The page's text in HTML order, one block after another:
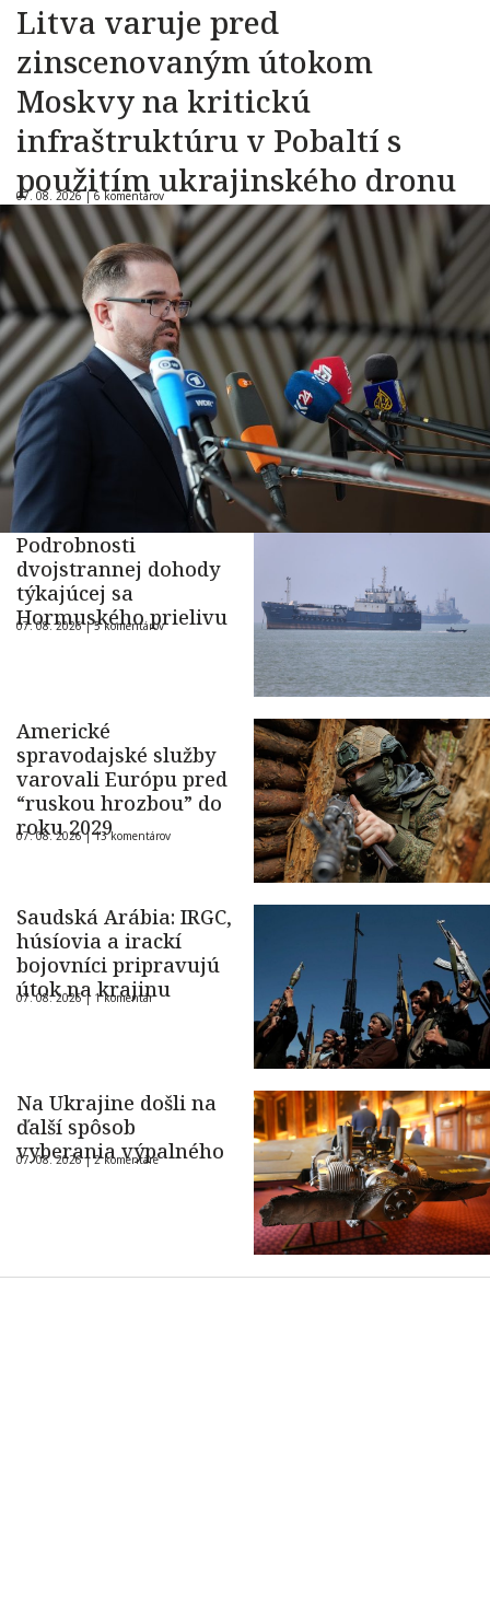
Litva varuje pred
zinscenovaným útokom
Moskvy na kritickú
infraštruktúru v Pobaltí s
použitím ukrajinského dronu
07. 08. 2026 |6 komentárov
Podrobnosti
dvojstrannej dohody
týkajúcej sa
Hormuského prielivu
07. 08. 2026 |5 komentárov
Americké
spravodajské služby
varovali Európu pred
“ruskou hrozbou” do
roku 2029
07. 08. 2026 |13 komentárov
Saudská Arábia: IRGC,
húsíovia a irackí
bojovníci pripravujú
útok na krajinu
07. 08. 2026 | 1 komentár
Na Ukrajine došli na
ďalší spôsob
vyberania výpalného
07. 08. 2026 |2 komentáre